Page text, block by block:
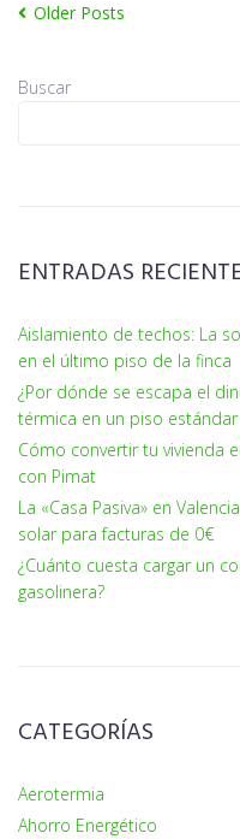
Older Posts
Buscar
ENTRADAS
Aislamiento de techos: La
en el último piso de la finca
¿Por dónde se escapa el
térmica en un piso estándar
Cómo convertir tu vivienda
con Pimat
La «Casa Pasiva» en
solar para facturas de 0€
¿Cuánto cuesta cargar un
gasolinera?
CATEGORÍAS
Aerotermia
Ahorro Energético